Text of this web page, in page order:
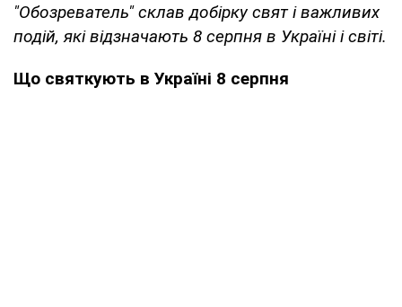
"Обозреватель" склав добірку свят і важливих
подій, які відзначають 8 серпня в Україні і світі.
Що святкують в Україні 8 серпня